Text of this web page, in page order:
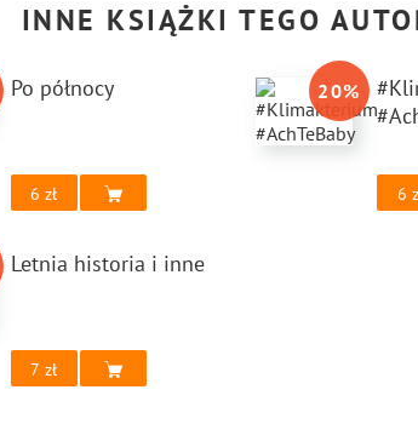
INNE KSIĄŻKI TEGO
Po północy
6
20%
6
Letnia historia i inne
7